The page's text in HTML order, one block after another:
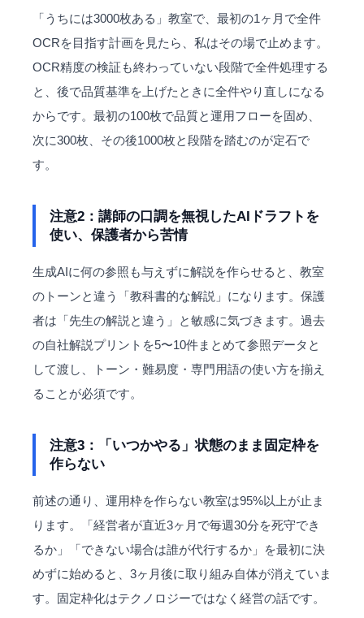
「うちには3000枚ある」教室で、最初の1ヶ月で全件
OCRを目指す計画を見たら、私はその場で止めます。
OCR精度の検証も終わっていない段階で全件処理する
と、後で品質基準を上げたときに全件やり直しになる
からです。最初の100枚で品質と運用フローを固め、
次に300枚、その後1000枚と段階を踏むのが定石で
す。
注意2：講師の口調を無視したAIドラフトを
使い、保護者から苦情
生成AIに何の参照も与えずに解説を作らせると、教室
のトーンと違う「教科書的な解説」になります。保護
者は「先生の解説と違う」と敏感に気づきます。過去
の自社解説プリントを5〜10件まとめて参照データと
して渡し、トーン・難易度・専門用語の使い方を揃え
ることが必須です。
注意3：「いつかやる」状態のまま固定枠を
作らない
前述の通り、運用枠を作らない教室は95%以上が止ま
ります。「経営者が直近3ヶ月で毎週30分を死守でき
るか」「できない場合は誰が代行するか」を最初に決
めずに始めると、3ヶ月後に取り組み自体が消えていま
す。固定枠化はテクノロジーではなく経営の話です。